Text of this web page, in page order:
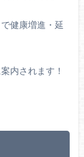
健康増進・延
内されます！